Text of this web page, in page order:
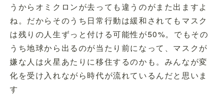
うからオミクロンが去っても違うのがまた出ますよ
ね。だからそのうち日常行動は緩和されてもマスク
は残りの人生ずっと付ける可能性が50%。でもその
うち地球から出るのが当たり前になって、マスクが
嫌な人は火星あたりに移住するのかも。みんなが変
化を受け入れながら時代が流れているんだと思いま
す